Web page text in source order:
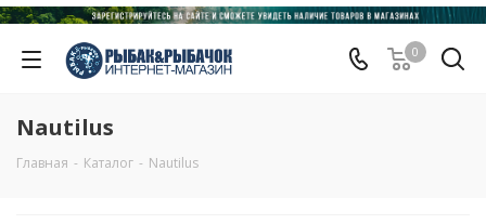
0
Nautilus
Главная - Каталог - Nautilus